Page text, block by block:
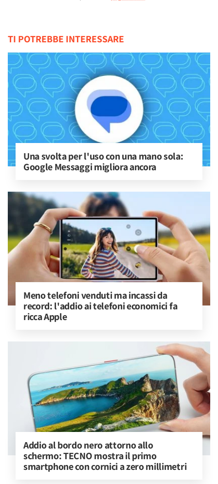
TI POTREBBE INTERESSARE
Una svolta per l'uso con una mano sola:
Google Messaggi migliora ancora
Meno telefoni venduti ma incassi da
record: l'addio ai telefoni economici fa
ricca Apple
Addio al bordo nero attorno allo
schermo: TECNO mostra il primo
smartphone con cornici a zero millimetri